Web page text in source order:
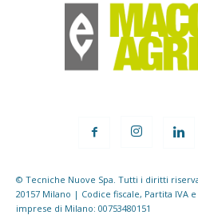
© Tecniche Nuove Spa. Tutti i diritti
20157 Milano | Codice fiscale, Partita IVA
imprese di Milano: 00753480151